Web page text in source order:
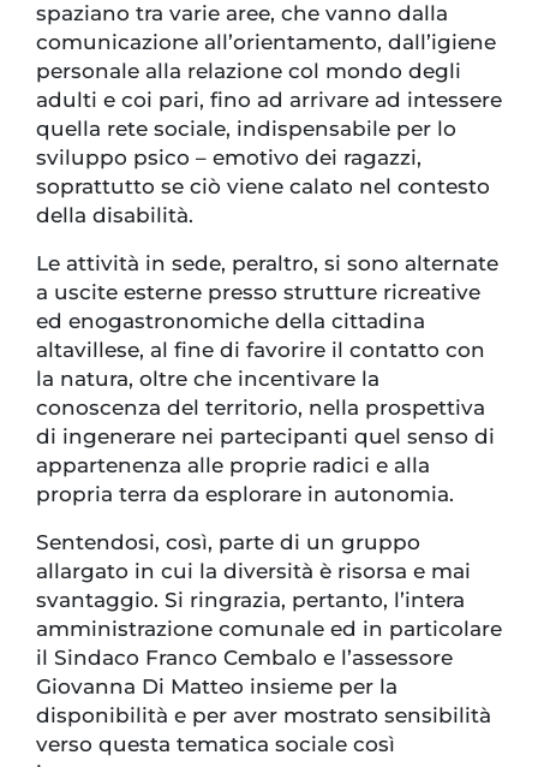
spaziano tra varie aree, che vanno dalla
comunicazione all’orientamento, dall’igiene
personale alla relazione col mondo degli
adulti e coi pari, fino ad arrivare ad intessere
quella rete sociale, indispensabile per lo
sviluppo psico – emotivo dei ragazzi,
soprattutto se ciò viene calato nel contesto
della disabilità.
Le attività in sede, peraltro, si sono alternate
a uscite esterne presso strutture ricreative
ed enogastronomiche della cittadina
altavillese, al fine di favorire il contatto con
la natura, oltre che incentivare la
conoscenza del territorio, nella prospettiva
di ingenerare nei partecipanti quel senso di
appartenenza alle proprie radici e alla
propria terra da esplorare in autonomia.
Sentendosi, così, parte di un gruppo
allargato in cui la diversità è risorsa e mai
svantaggio. Si ringrazia, pertanto, l’intera
amministrazione comunale ed in particolare
il Sindaco Franco Cembalo e l’assessore
Giovanna Di Matteo insieme per la
disponibilità e per aver mostrato sensibilità
verso questa tematica sociale così